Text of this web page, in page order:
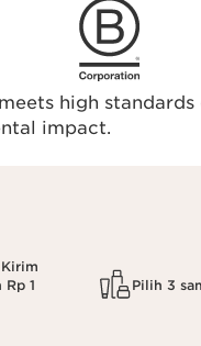
high standards
impact.
1
Pilih 3